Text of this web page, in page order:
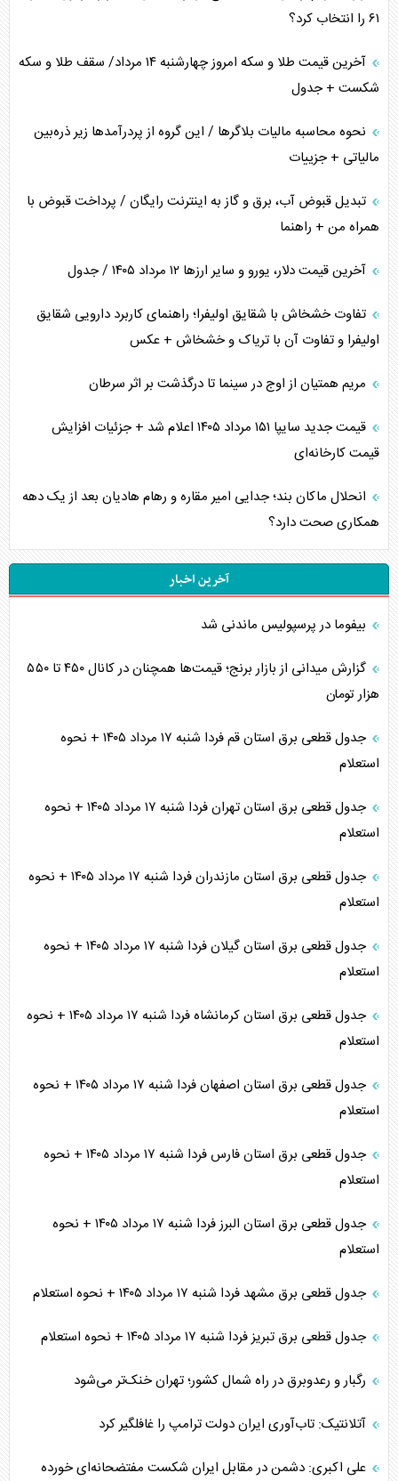
۶۱ را انتخاب کرد؟
آخرین قیمت طلا و سکه امروز چهارشنبه ۱۴ مرداد/ سقف طلا و سکه
شکست + جدول
نحوه محاسبه مالیات بلاگر‌ها / این گروه از پردرآمد‌ها زیر ذره‌بین
مالیاتی + جزییات
تبدیل قبوض آب، برق و گاز به اینترنت رایگان / پرداخت قبوض با
همراه من + راهنما
آخرین قیمت دلار، یورو و سایر ارز‌ها ۱۲ مرداد ۱۴۰۵ / جدول
تفاوت خشخاش با شقایق اولیفرا؛ راهنمای کاربرد دارویی شقایق
اولیفرا و تفاوت آن با تریاک و خشخاش + عکس
مریم همتیان از اوج در سینما تا درگذشت بر اثر سرطان
قیمت جدید سایپا ۱۵۱ مرداد ۱۴۰۵ اعلام شد + جزئیات افزایش
قیمت کارخانه‌ای
انحلال ماکان بند؛ جدایی امیر مقاره و رهام هادیان بعد از یک دهه
همکاری صحت دارد؟
آخرین اخبار
بیفوما در پرسپولیس ماندنی شد
گزارش میدانی از بازار برنج؛ قیمت‌ها همچنان در کانال ۴۵۰ تا ۵۵۰
هزار تومان
جدول قطعی برق استان قم فردا شنبه ۱۷ مرداد ۱۴۰۵ + نحوه
استعلام
جدول قطعی برق استان تهران فردا شنبه ۱۷ مرداد ۱۴۰۵ + نحوه
استعلام
جدول قطعی برق استان مازندران فردا شنبه ۱۷ مرداد ۱۴۰۵ + نحوه
استعلام
جدول قطعی برق استان گیلان فردا شنبه ۱۷ مرداد ۱۴۰۵ + نحوه
استعلام
جدول قطعی برق استان کرمانشاه فردا شنبه ۱۷ مرداد ۱۴۰۵ + نحوه
استعلام
جدول قطعی برق استان اصفهان فردا شنبه ۱۷ مرداد ۱۴۰۵ + نحوه
استعلام
جدول قطعی برق استان فارس فردا شنبه ۱۷ مرداد ۱۴۰۵ + نحوه
استعلام
جدول قطعی برق استان البرز فردا شنبه ۱۷ مرداد ۱۴۰۵ + نحوه
استعلام
جدول قطعی برق مشهد فردا شنبه ۱۷ مرداد ۱۴۰۵ + نحوه استعلام
جدول قطعی برق تبریز فردا شنبه ۱۷ مرداد ۱۴۰۵ + نحوه استعلام
رگبار و رعدوبرق در راه شمال کشور؛ تهران خنک‌تر می‌شود
آتلانتیک: تاب‌آوری ایران دولت ترامپ را غافلگیر کرد
علی اکبری: دشمن در مقابل ایران شکست مفتضحانه‌ای خورده